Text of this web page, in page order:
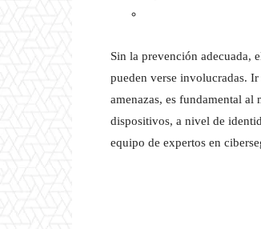
Sin la prevención adecuada,
pueden verse involucradas.
amenazas, es fundamental
dispositivos, a nivel de
equipo de expertos en